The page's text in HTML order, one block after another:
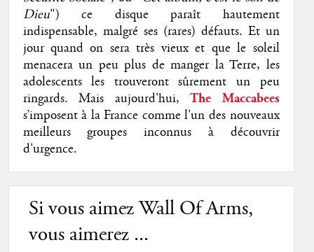
Dieu") ce disque paraît hautement
indispensable, malgré ses (rares) défauts. Et un
jour quand on sera très vieux et que le soleil
menacera un peu plus de manger la Terre, les
adolescents les trouveront sûrement un peu
ringards. Mais aujourd'hui, The Maccabees
s’imposent à la France comme l'un des nouveaux
meilleurs groupes inconnus à découvrir
d'urgence.
Si vous aimez Wall Of Arms,
vous aimerez ...